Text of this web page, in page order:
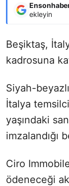
ekleyin
Beşiktaş,
kadrosuna
Siyah-
İtalya
yaşındaki
imzalandığı
Ciro
ödeneceği